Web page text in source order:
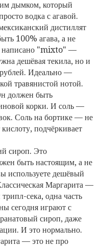
дымком, который
водка с агавой.
дистиллят
100% агава, а не
написано "mixto" —
дешёвая текила, но и
Идеально —
травянистой нотой.
должен быть
корки. И соль —
Соль на бортике — не
подчёркивает
сироп. Это
быть настоящим, а не
используете дешёвый
Маргарита —
сека, одна часть
сегодня играют с
сироп, даже
И это нормально.
— это не про